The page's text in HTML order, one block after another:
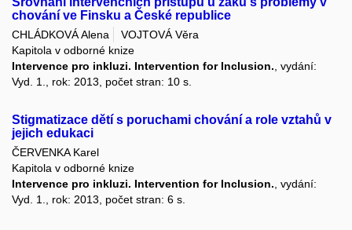
chování ve Finsku a České republice
CHLÁDKOVÁ Alena
VOJTOVÁ Věra
Kapitola v odborné knize
Intervence pro inkluzi. Intervention for Inclusion. , vydání:
Vyd. 1., rok: 2013, počet stran: 10 s.
Stigmatizace dětí s poruchami chování a role vztahů v
jejich edukaci
ČERVENKA Karel
Kapitola v odborné knize
Intervence pro inkluzi. Intervention for Inclusion. , vydání:
Vyd. 1., rok: 2013, počet stran: 6 s.